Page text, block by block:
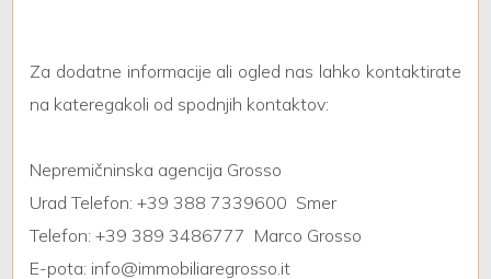
Za dodatne informacije ali ogled nas lahko kontaktirate
na kateregakoli od spodnjih kontaktov:
Nepremičninska agencija Grosso
Urad Telefon: +39 388 7339600  Smer
Telefon: +39 389 3486777  Marco Grosso
E-pota: info@immobiliaregrosso.it
5+
Altre
opzioni
-
multiscelta